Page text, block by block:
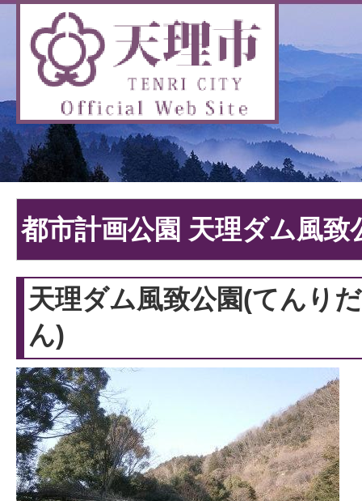
都市計画公園 天理ダム風致
天理ダム風致公園(てんり
ん)